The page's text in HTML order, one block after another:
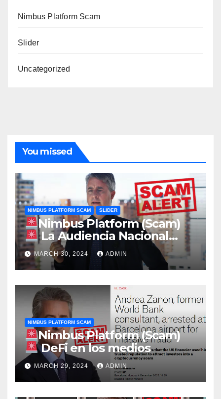
Nimbus Platform Scam
Slider
Uncategorized
You missed
NIMBUS PLATFORM SCAM SLIDER
Nimbus Platform (Scam)
La Audiencia Nacional
envía a prisión al exconsultor
del Banco Mundial Andrea
Zanon detenido por una
supuesta macroestafa con
criptomonedas
MARCH 30, 2024 ADMIN
NIMBUS PLATFORM SCAM
Nimbus Platform (Scam)
DeFi en los medios
MARCH 29, 2024 ADMIN